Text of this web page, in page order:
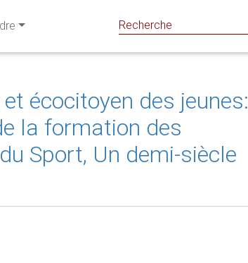
écocitoyen des jeunes:
la formation des
Sport, Un demi-siècle